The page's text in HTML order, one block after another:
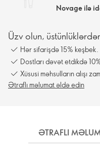
Novage ilə
Üzv olun,
Hər sifarişdə 15% keşbek.
Dostları dəvət etdikdə
Xüsusi məhsulların alışı
Ətraflı məlumat əldə edin
ƏTRAFLI